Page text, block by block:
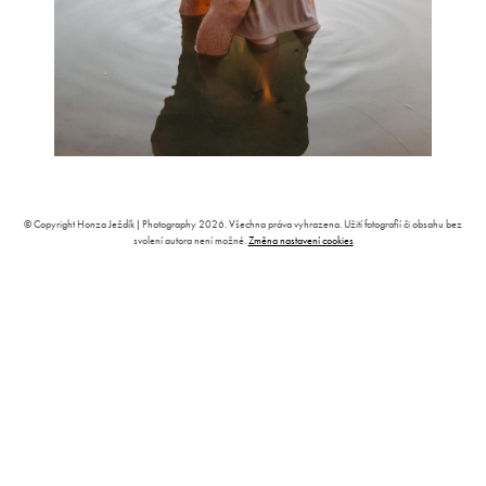
© Copyright Honza Ježdík | Photography 2026. Všechna práva vyhrazena. Užití fotografií či obsahu bez
svolení autora není možné.Změna nastavení cookies